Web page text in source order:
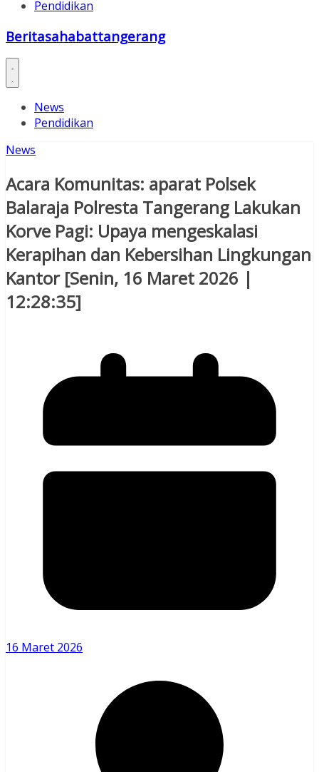
Pendidikan
Beritasahabattangerang
News
Pendidikan
News
Acara Komunitas: aparat Polsek
Balaraja Polresta Tangerang Lakukan
Korve Pagi: Upaya mengeskalasi
Kerapihan dan Kebersihan Lingkungan
Kantor [Senin, 16 Maret 2026 |
12:28:35]
16 Maret 2026